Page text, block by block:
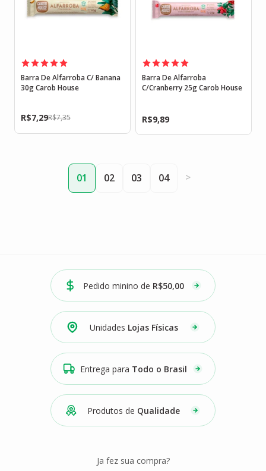
Barra De Alfarroba C/ Banana
30g Carob House
R$7,35
R$7,29
Barra De Alfarroba
C/Cranberry 25g Carob House
R$9,89
01 02 03 04 >
Pedido minino de R$50,00
Unidades Lojas Físicas
Entrega para Todo o Brasil
Produtos de Qualidade
Ja fez sua compra?